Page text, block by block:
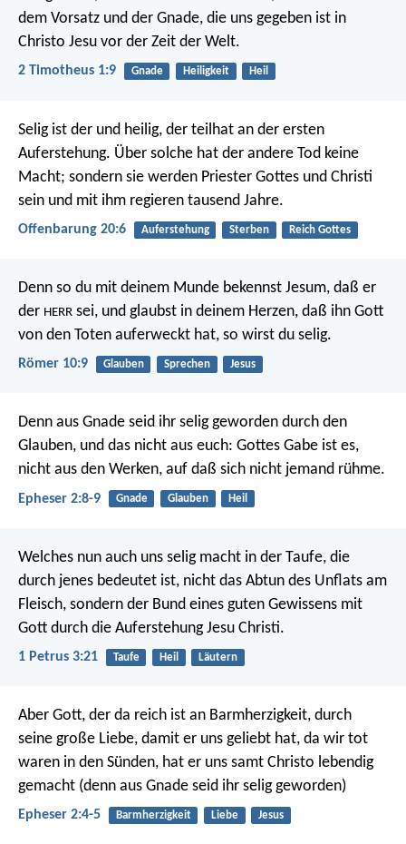
dem Vorsatz und der Gnade, die uns gegeben ist in
Christo Jesu vor der Zeit der Welt.
2 Timotheus 1:9 Gnade Heiligkeit Heil
Selig ist der und heilig, der teilhat an der ersten
Auferstehung. Über solche hat der andere Tod keine
Macht; sondern sie werden Priester Gottes und Christi
sein und mit ihm regieren tausend Jahre.
Offenbarung 20:6 Auferstehung Sterben Reich Gottes
Denn so du mit deinem Munde bekennst Jesum, daß er
der HERR sei, und glaubst in deinem Herzen, daß ihn Gott
von den Toten auferweckt hat, so wirst du selig.
Römer 10:9 Glauben Sprechen Jesus
Denn aus Gnade seid ihr selig geworden durch den
Glauben, und das nicht aus euch: Gottes Gabe ist es,
nicht aus den Werken, auf daß sich nicht jemand rühme.
Epheser 2:8-9 Gnade Glauben Heil
Welches nun auch uns selig macht in der Taufe, die
durch jenes bedeutet ist, nicht das Abtun des Unflats am
Fleisch, sondern der Bund eines guten Gewissens mit
Gott durch die Auferstehung Jesu Christi.
1 Petrus 3:21 Taufe Heil Läutern
Aber Gott, der da reich ist an Barmherzigkeit, durch
seine große Liebe, damit er uns geliebt hat, da wir tot
waren in den Sünden, hat er uns samt Christo lebendig
gemacht (denn aus Gnade seid ihr selig geworden)
Epheser 2:4-5 Barmherzigkeit Liebe Jesus